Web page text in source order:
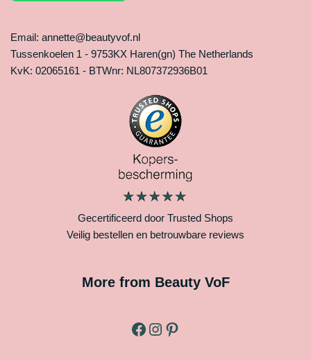
Email: annette@beautyvof.nl
Tussenkoelen 1 - 9753KX Haren(gn) The Netherlands
KvK: 02065161 - BTWnr: NL807372936B01
Gecertificeerd door Trusted Shops
Veilig bestellen en betrouwbare reviews
More from Beauty VoF